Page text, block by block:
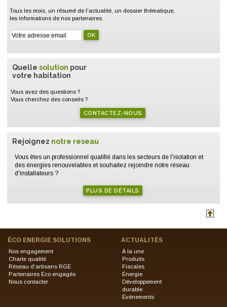
Tous les mois, un résumé de l'actualité, un dossier thématique,
les informations de nos partenaires.
Quelle solution pour
votre habitation
Vous avez des questions ?
Vous cherchez des conseils ?
CONTACTEZ-NOUS
Rejoignez notre reseau
Vous êtes un professionnel qualifié dans les secteurs de l'isolation et
des énergies renouvelables et souhaitez rejoindre notre réseau
d'installateurs ?
PLUS DE DÉTAILS
ÉCO ENERGIE SOLUTIONS
Nos engagement
Charte qualité
Réseau d'artisans RGE
Partenaires Éco engagés
Nous contacter
ACTUALITÉS
À la une
Produits
Fiscales
Énergie
Développement
durable
Événements